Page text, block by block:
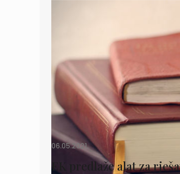
06.05.2021.
EK predlaže alat za